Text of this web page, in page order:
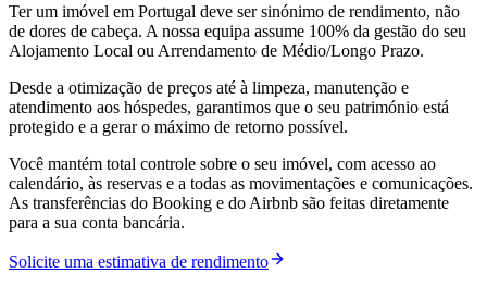
Ter um imóvel em Portugal deve ser sinónimo de rendimento, não
de dores de cabeça. A nossa equipa assume 100% da gestão do seu
Alojamento Local ou Arrendamento de Médio/Longo Prazo.
Desde a otimização de preços até à limpeza, manutenção e
atendimento aos hóspedes, garantimos que o seu património está
protegido e a gerar o máximo de retorno possível.
Você mantém total controle sobre o seu imóvel, com acesso ao
calendário, às reservas e a todas as movimentações e comunicações.
As transferências do Booking e do Airbnb são feitas diretamente
para a sua conta bancária.
Solicite uma estimativa de rendimento